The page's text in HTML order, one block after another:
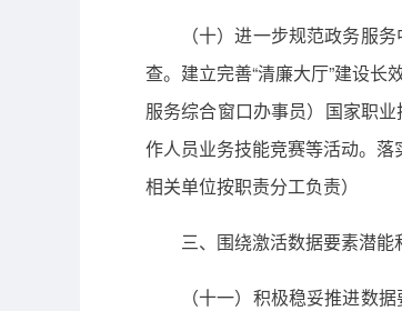
（十）进一步规范政务服
查。建立完善“清廉大厅”建设
服务综合窗口办事员）国家职
作人员业务技能竞赛等活动。
相关单位按职责分工负责）
三、围绕激活数据要素潜
（十一）积极稳妥推进数